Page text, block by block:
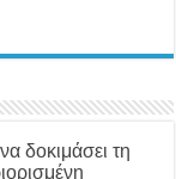
δοκιμάσει τη